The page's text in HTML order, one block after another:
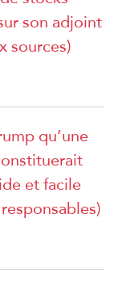
son adjoint
sources)
qu’une
et facile